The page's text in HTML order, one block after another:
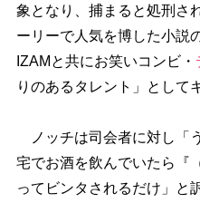
象となり、捕まると処刑さ
ーリーで人気を博した小説
IZAMと共にお笑いコンビ・
りのあるタレント」として
ノッチは司会者に対し「
宅でお酒を飲んでいたら『
ってビンタされるだけ」と